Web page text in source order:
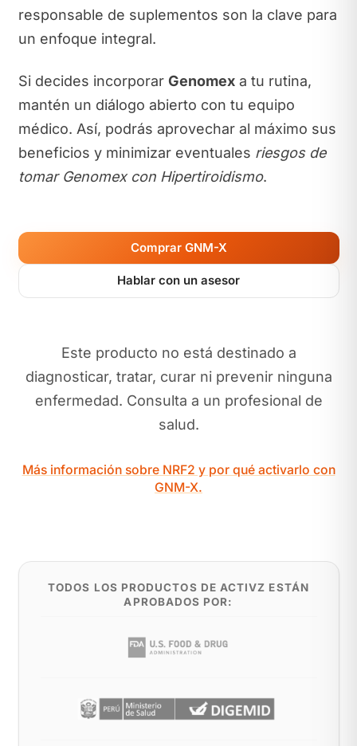
responsable de suplementos son la clave para
un enfoque integral.
Si decides incorporar Genomexa tu rutina,
mantén un diálogo abierto con tu equipo
médico. Así, podrás aprovechar al máximo sus
beneficios y minimizar eventuales riesgos de
tomar Genomex con Hipertiroidismo.
Comprar GNM-X
Hablar con un asesor
Este producto no está destinado a
diagnosticar, tratar, curar ni prevenir ninguna
enfermedad. Consulta a un profesional de
salud.
Más información sobre NRF2 y por qué activarlo con
GNM-X.
TODOS LOS PRODUCTOS DE ACTIVZ ESTÁN
APROBADOS POR: